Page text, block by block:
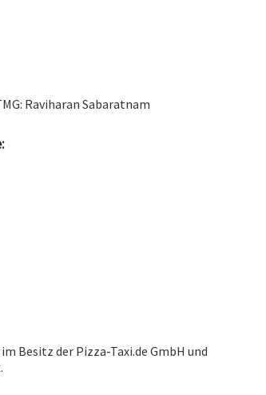
Raviharan Sabaratnam
Besitz der Pizza-Taxi.de GmbH und